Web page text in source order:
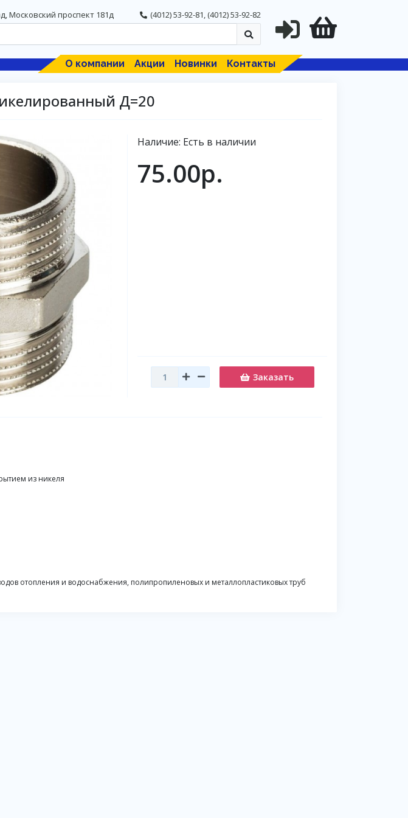
Московский проспект 181д (4012) 53-92-81,(4012) 53-92-82
О компании Акции Новинки Контакты
Д=20
Наличие: Есть в наличии
75.00р.
Заказать
из никеля
отопления и водоснабжения, полипропиленовых и металлопластиковых труб